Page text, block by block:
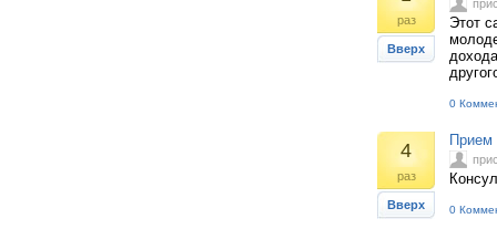
раз
Вверх
Этот
0
4
раз
Вверх
Прием
0